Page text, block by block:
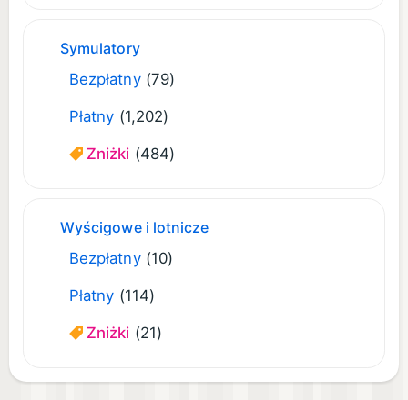
Symulatory
Bezpłatny (79)
Płatny (1,202)
Zniżki (484)
Wyścigowe i lotnicze
Bezpłatny (10)
Płatny (114)
Zniżki (21)